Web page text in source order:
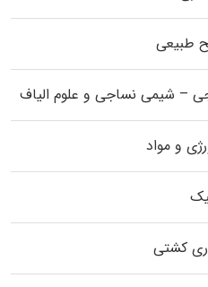
طبیعی
– شیمی نساجی و علوم الیاف
و مواد
کشتی